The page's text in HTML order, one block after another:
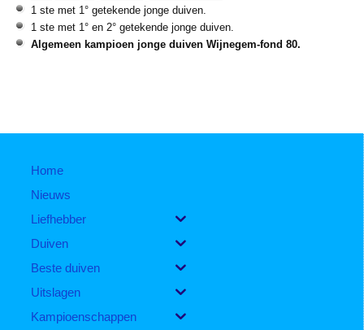
1 ste met 1° getekende jonge duiven.
1 ste met 1° en 2° getekende jonge duiven.
Algemeen kampioen jonge duiven Wijnegem-fond 80.
Home
Nieuws
Liefhebber
Duiven
Beste duiven
Uitslagen
Kampioenschappen